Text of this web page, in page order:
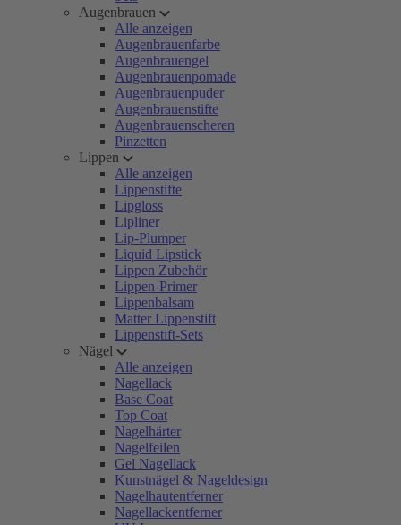
Augenbrauen
Alle anzeigen
Augenbrauenfarbe
Augenbrauengel
Augenbrauenpomade
Augenbrauenpuder
Augenbrauenstifte
Augenbrauenscheren
Pinzetten
Lippen
Alle anzeigen
Lippenstifte
Lipgloss
Lipliner
Lip-Plumper
Liquid Lipstick
Lippen Zubehör
Lippen-Primer
Lippenbalsam
Matter Lippenstift
Lippenstift-Sets
Nägel
Alle anzeigen
Nagellack
Base Coat
Top Coat
Nagelhärter
Nagelfeilen
Gel Nagellack
Kunstnägel & Nageldesign
Nagelhautentferner
Nagellackentferner